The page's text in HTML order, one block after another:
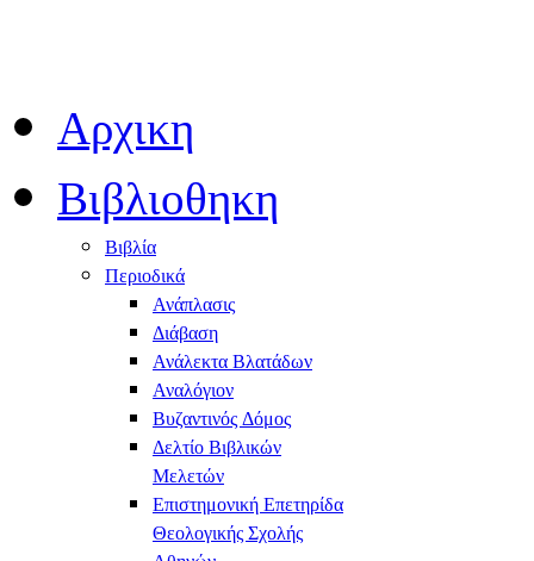
Αρχικη
Βιβλιοθηκη
Βιβλία
Περιοδικά
Ανάπλασις
Διάβαση
Ανάλεκτα Βλατάδων
Αναλόγιον
Βυζαντινός Δόμος
Δελτίο Βιβλικών
Μελετών
Επιστημονική Επετηρίδα
Θεολογικής Σχολής